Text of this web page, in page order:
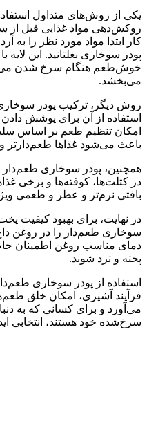
یکی از روش‌های متداول
روکش‌دهی مواد غذایی قبل از
کار ابتدا مواد مورد نظر را به
پودر سوخاری بغلتانید. این لایه
خوش‌طعم هنگام سرخ شدن
می‌بخشد.
روش دیگر، ترکیب پودر
استفاده از آن برای پوشش
امکان تنظیم طعم بر اساس
باعث می‌شود غذاها
همچنین، پودر سوخاری طعم‌دار
در کتلت‌ها، کوفته‌ها و برخی
بافتی نرم‌تر و عطر و طعمی
در نهایت، برای بهبود کیفیت
سوخاری طعم‌دار را در روغن
دمای مناسب روغن اطمینان
پخته و ترد شوند.
استفاده از پودر سوخاری
فرآیند آشپزی، امکان خلق
می‌آورد و برای کسانی که به
سرخ‌شده خود هستند، انتخابی